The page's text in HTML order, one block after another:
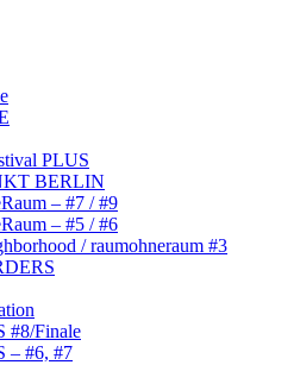
PLUS
BERLIN
– #7 / #9
– #5 / #6
/ raumohneraum #3
#8/Finale
– #6, #7